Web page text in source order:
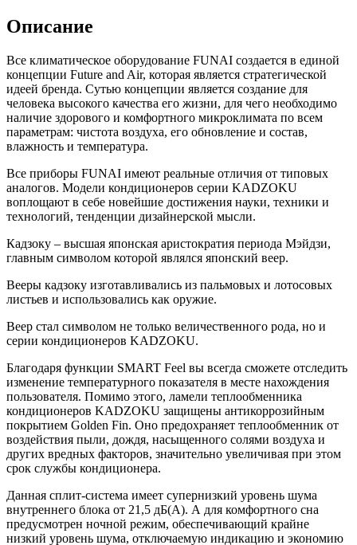
Описание
Все климатическое оборудование FUNAI создается в единой
концепции Future and Air, которая является стратегической
идеей бренда. Сутью концепции является создание для
человека высокого качества его жизни, для чего необходимо
наличие здорового и комфортного микроклимата по всем
параметрам: чистота воздуха, его обновление и состав,
влажность и температура.
Все приборы FUNAI имеют реальные отличия от типовых
аналогов. Модели кондиционеров серии KADZOKU
воплощают в себе новейшие достижения науки, техники и
технологий, тенденции дизайнерской мысли.
Кадзоку – высшая японская аристократия периода Мэйдзи,
главным символом которой являлся японский веер.
Вееры кадзоку изготавливались из пальмовых и лотосовых
листьев и использовались как оружие.
Веер стал символом не только величественного рода, но и
серии кондиционеров KADZOKU.
Благодаря функции SMART Feel вы всегда сможете отследить
изменение температурного показателя в месте нахождения
пользователя. Помимо этого, ламели теплообменника
кондиционеров KADZOKU защищены антикоррозийным
покрытием Golden Fin. Оно предохраняет теплообменник от
воздействия пыли, дождя, насыщенного солями воздуха и
других вредных факторов, значительно увеличивая при этом
срок службы кондиционера.
Данная сплит-система имеет супернизкий уровень шума
внутреннего блока от 21,5 дБ(А). А для комфортного сна
предусмотрен ночной режим, обеспечивающий крайне
низкий уровень шума, отключаемую индикацию и экономию